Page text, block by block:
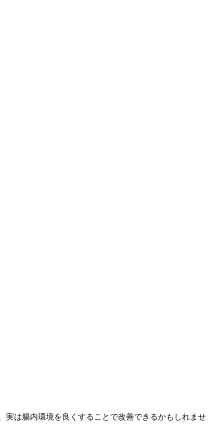
は腸内環境を良くすることで改善できるかもしれませ